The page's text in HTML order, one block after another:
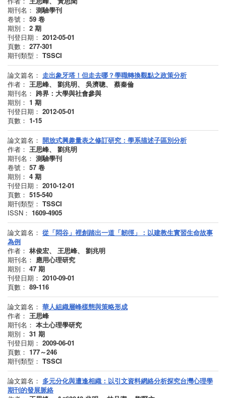
期刊名： 測驗學刊
卷號： 59 卷
期別： 2 期
刊登日期： 2012-05-01
頁數： 277-301
期刊類型： TSSCI
論文篇名： 走出象牙塔！但走去哪？學職轉換觀點之政策分析
作者： 王思峰、 劉兆明、 吳濟聰、 蔡秦倫
期刊名： 跨界：大學與社會參與
期別： 1 期
刊登日期： 2012-05-01
頁數： 1-15
論文篇名： 開放式興趣量表之修訂研究：學系描述子區別分析
作者： 王思峰、 劉兆明
期刊名： 測驗學刊
卷號： 57 卷
期別： 4 期
刊登日期： 2010-12-01
頁數： 515-540
期刊類型： TSSCI
ISSN： 1609-4905
論文篇名： 從「悶谷」裡創踏出一道「韌徑」：以建教生實習生命故事
為例
作者： 林俊宏、 王思峰、 劉兆明
期刊名： 應用心理研究
期別： 47 期
刊登日期： 2010-09-01
頁數： 89-116
論文篇名： 華人組織層峰樣態與策略形成
作者： 王思峰
期刊名： 本土心理學研究
期別： 31 期
刊登日期： 2009-06-01
頁數： 177～246
期刊類型： TSSCI
論文篇名： 多元分化與遭逢相織：以引文資料網絡分析探究台灣心理學
期刊的發展脈絡